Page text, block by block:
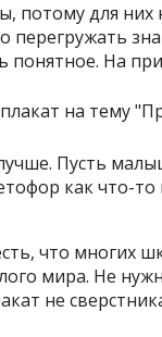
потому для них
перегружать
понятное. На
Пусть
как что-то
что многих
мира. Не
не